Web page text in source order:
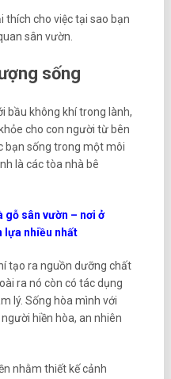
thích cho việc tại sao bạn
sân vườn.
sống
bầu không khí trong lành,
cho con người từ bên
bạn sống trong một môi
là các tòa nhà bê
gỗ sân vườn – nơi ở
lựa nhiều nhất
tạo ra nguồn dưỡng chất
ra nó còn có tác dụng
lý. Sống hòa mình với
hiền hòa, an nhiên
nhằm thiết kế cảnh